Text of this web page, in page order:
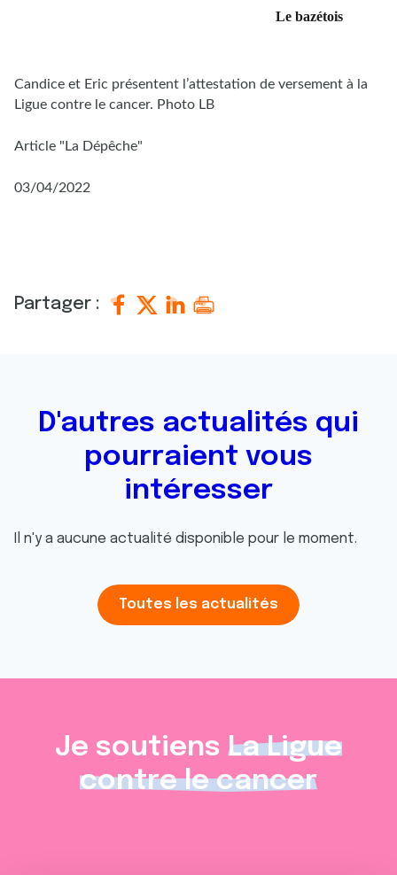
Le bazétois
Candice et Eric présentent l’attestation de versement à la
Ligue contre le cancer. Photo LB
Article "La Dépêche"
03/04/2022
Partager :
D'autres actualités qui
pourraient vous
intéresser
Il n'y a aucune actualité disponible pour le moment.
Toutes les actualités
Je soutiens La Ligue
contre le cancer